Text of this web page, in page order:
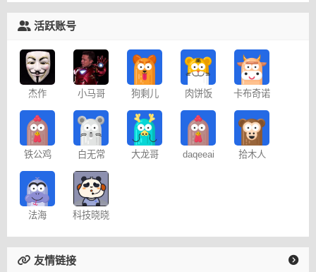
活跃账号
杰作 小马哥 狗剩儿 肉饼饭 卡布奇诺
铁公鸡 白无常 大龙哥 daqeeai 拾木人
法海 科技晓晓
友情链接